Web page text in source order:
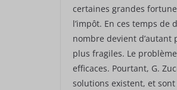
certaines grandes
l’impôt. En ces temps
nombre devient d’autant
plus fragiles. Le
efficaces. Pourtant, G.
solutions existent, et